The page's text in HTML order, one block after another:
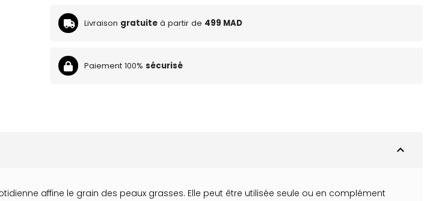
Livraison gratuite à partir de 499 MAD
Paiement 100% sécurisé
expand_less
affine le grain des peaux grasses. Elle peut être utilisée seule ou en complément